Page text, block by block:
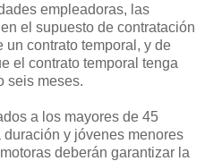
empleadoras, las
el supuesto de contratación
contrato temporal, y de
el contrato temporal tenga
seis meses.
a los mayores de 45
y jóvenes menores
deberán garantizar la